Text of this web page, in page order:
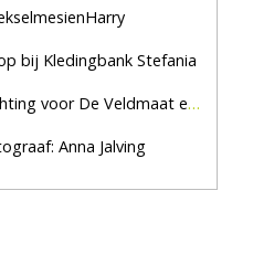
bij Kledingbank Stefania
voor De Veldmaat en De Pas
Anna Jalving